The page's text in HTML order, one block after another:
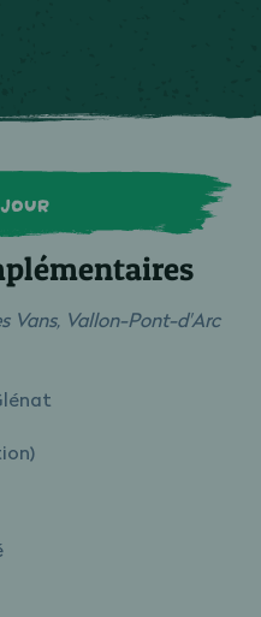
Vans, Vallon-Pont-d'Arc